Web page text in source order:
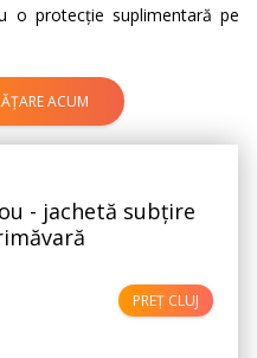
- jachetă subţire
PREȚ CLUJ
o protecție suplimentară pe
ACUM